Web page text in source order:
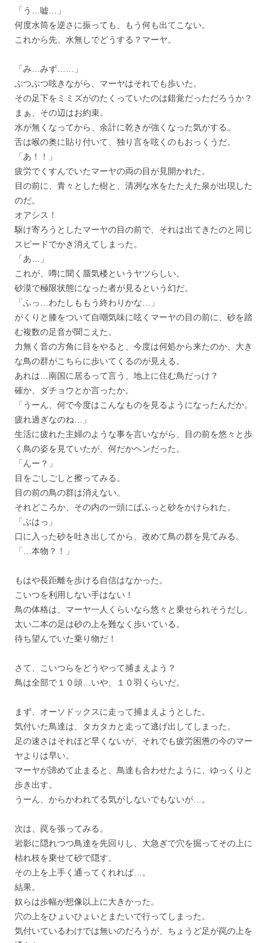
「う…嘘…」
何度水筒を逆さに振っても、もう何も出てこない。
これから先、水無しでどうする？マーヤ。
「み…みず……」
ぶつぶつ呟きながら、マーヤはそれでも歩いた。
その足下をミミズがのたくっていたのは錯覚だっただろうか？
まぁ、その辺はお約束。
水が無くなってから、余計に乾きが強くなった気がする。
舌は喉の奥に貼り付いて、独り言を呟くのもおっくうだ。
「あ！！」
疲労でくすんでいたマーヤの両の目が見開かれた。
目の前に、青々とした樹と、清冽な水をたたえた泉が出現した
のだ。
オアシス！
駆け寄ろうとしたマーヤの目の前で、それは出てきたのと同じ
スピードでかき消えてしまった。
「あ…」
これが、噂に聞く蜃気楼というヤツらしい。
砂漠で極限状態になった者が見るという幻だ。
「ふっ…わたしももう終わりかな…」
がくりと膝をついて自嘲気味に呟くマーヤの目の前に、砂を踏
む複数の足音が聞こえた。
力無く音の方角に目をやると、今度は何処から来たのか、大き
な鳥の群がこちらに歩いてくるのが見える。
あれは…南国に居るって言う、地上に住む鳥だっけ？
確か、ダチョウとか言ったか。
「うーん、何で今度はこんなものを見るようになったんだか。
疲れ過ぎなのね…」
生活に疲れた主婦のような事を言いながら、目の前を悠々と歩
く鳥の姿を見ていたが、何だかヘンだった。
「んー？」
目をごしごしと擦ってみる。
目の前の鳥の群は消えない。
それどころか、その内の一頭にばふっと砂をかけられた。
「ぶはっ」
口に入った砂を吐き出してから、改めて鳥の群を見てみる。
「…本物？！」
もはや長距離を歩ける自信はなかった。
こいつを利用しない手はない！
鳥の体格は、マーヤ一人くらいなら悠々と乗せられそうだし、
太い二本の足は砂の上を難なく歩いている。
待ち望んでいた乗り物だ！
さて、こいつらをどうやって捕まえよう？
鳥は全部で１０頭…いや、１０羽くらいだ。
まず、オーソドックスに走って捕まえようとした。
気付いた鳥達は、タカタカと走って逃げ出してしまった。
足の速さはそれほど早くないが、それでも疲労困憊の今のマー
ヤよりは早い。
マーヤが諦めて止まると、鳥達も合わせたように、ゆっくりと
歩き出す。
うーん、からかわれてる気がしないでもないが…。
次は、罠を張ってみる。
岩影に隠れつつ鳥達を先回りし、大急ぎで穴を掘ってその上に
枯れ枝を乗せて砂で隠す。
その上を上手く通ってくれれば…。
結果。
奴らは歩幅が想像以上に大きかった。
穴の上をひょいひょいとまたいで行ってしまった。
気付いているわけでは無いのだろうが、ちょうど足が罠の上を